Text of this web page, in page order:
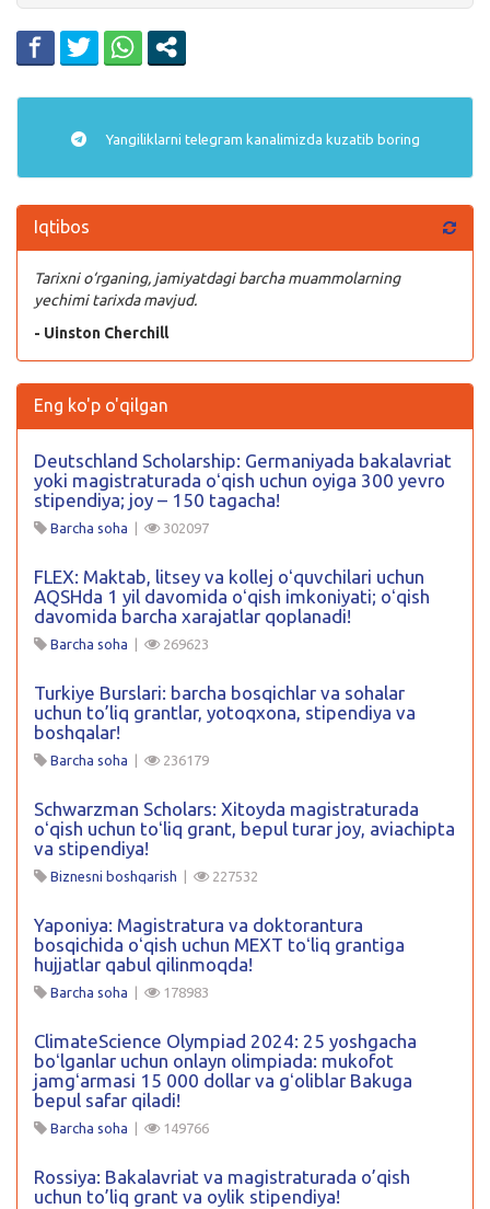
Yangiliklarni telegram kanalimizda kuzatib boring
Iqtibos
Tarixni o‘rganing, jamiyatdagi barcha muammolarning
yechimi tarixda mavjud.
- Uinston Cherchill
Eng ko'p o'qilgan
Deutschland Scholarship: Germaniyada bakalavriat
yoki magistraturada oʻqish uchun oyiga 300 yevro
stipendiya; joy – 150 tagacha!
Barcha soha | 302097
FLEX: Maktab, litsey va kollej oʻquvchilari uchun
AQSHda 1 yil davomida oʻqish imkoniyati; oʻqish
davomida barcha xarajatlar qoplanadi!
Barcha soha | 269623
Turkiye Burslari: barcha bosqichlar va sohalar
uchun to’liq grantlar, yotoqxona, stipendiya va
boshqalar!
Barcha soha | 236179
Schwarzman Scholars: Xitoyda magistraturada
oʻqish uchun toʻliq grant, bepul turar joy, aviachipta
va stipendiya!
Biznesni boshqarish | 227532
Yaponiya: Magistratura va doktorantura
bosqichida oʻqish uchun MEXT toʻliq grantiga
hujjatlar qabul qilinmoqda!
Barcha soha | 178983
ClimateScience Olympiad 2024: 25 yoshgacha
boʻlganlar uchun onlayn olimpiada: mukofot
jamgʻarmasi 15 000 dollar va gʻoliblar Bakuga
bepul safar qiladi!
Barcha soha | 149766
Rossiya: Bakalavriat va magistraturada o’qish
uchun to’liq grant va oylik stipendiya!